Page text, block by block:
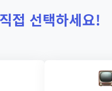
직접 선택하세요!